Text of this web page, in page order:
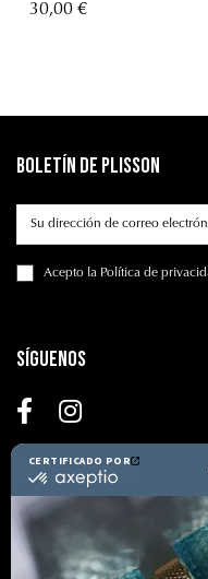
30,00 €
Boletín de Plisson
Acepto la Política de
Síguenos
Secure Payment